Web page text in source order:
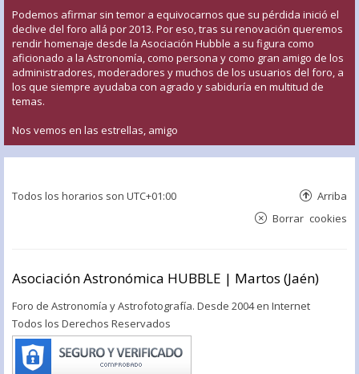
Podemos afirmar sin temor a equivocarnos que su pérdida inició el
declive del foro allá por 2013. Por eso, tras su renovación queremos
rendir homenaje desde la Asociación Hubble a su figura como
aficionado a la Astronomía, como persona y como gran amigo de los
administradores, moderadores y muchos de los usuarios del foro, a
los que siempre ayudaba con agrado y sabiduría en multitud de
temas.
Nos vemos en las estrellas, amigo
Todos los horarios son UTC+01:00 Arriba
Borrar cookies
Asociación Astronómica HUBBLE | Martos (Jaén)
Foro de Astronomía y Astrofotografía. Desde 2004 en Internet
Todos los Derechos Reservados